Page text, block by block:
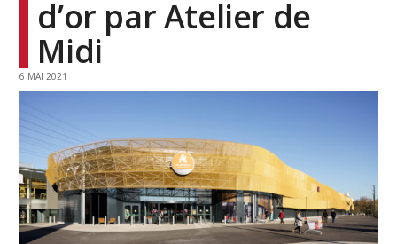
d’or par Atelier de
Midi
6 MAI 2021